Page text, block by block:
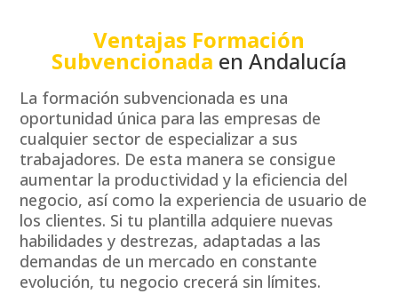
Ventajas Formación
Subvencionada en Andalucía
La formación subvencionada es una
oportunidad única para las empresas de
cualquier sector de especializar a sus
trabajadores. De esta manera se consigue
aumentar la productividad y la eficiencia del
negocio, así como la experiencia de usuario de
los clientes. Si tu plantilla adquiere nuevas
habilidades y destrezas, adaptadas a las
demandas de un mercado en constante
evolución, tu negocio crecerá sin límites.